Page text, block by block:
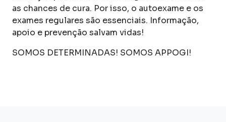
as chances de cura. Por isso, o autoexame e os
exames regulares são essenciais. Informação,
apoio e prevenção salvam vidas!
SOMOS DETERMINADAS! SOMOS APPOGI!